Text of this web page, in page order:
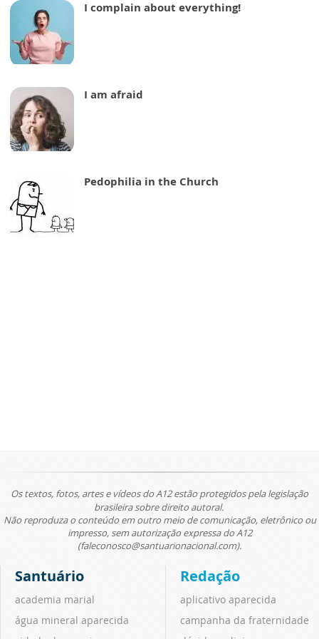
I complain about everything!
I am afraid
Pedophilia in the Church
Os textos, fotos, artes e vídeos do A12 estão protegidos pela legislação
brasileira sobre direito autoral.
Não reproduza o conteúdo em outro meio de comunicação, eletrônico ou
impresso, sem autorização expressa do A12
(faleconosco@santuarionacional.com).
Santuário
academia marial
água mineral aparecida
Redação
aplicativo aparecida
campanha da fraternidade